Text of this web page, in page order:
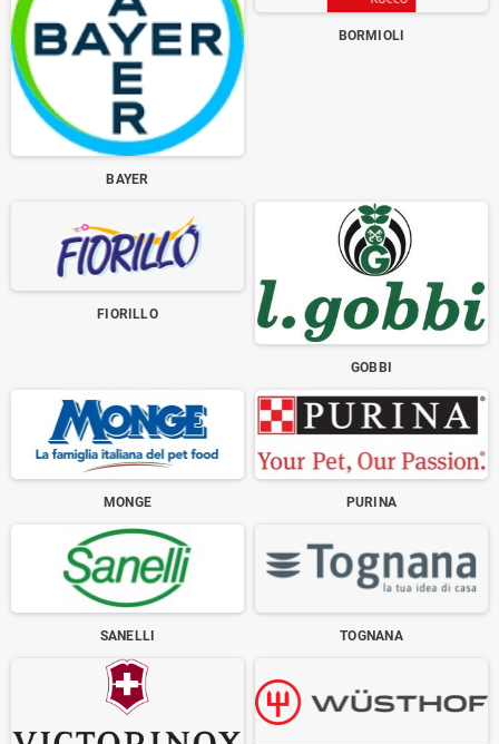
BAYER
BORMIOLI
FIORILLO
GOBBI
MONGE PURINA
SANELLI TOGNANA